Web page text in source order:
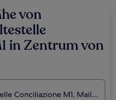
von
in Zentrum von
Conciliazione M1, Mailand,